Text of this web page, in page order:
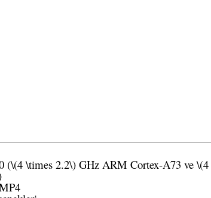
(\(4 \times 2.2\) GHz ARM Cortex-A73 ve \(4